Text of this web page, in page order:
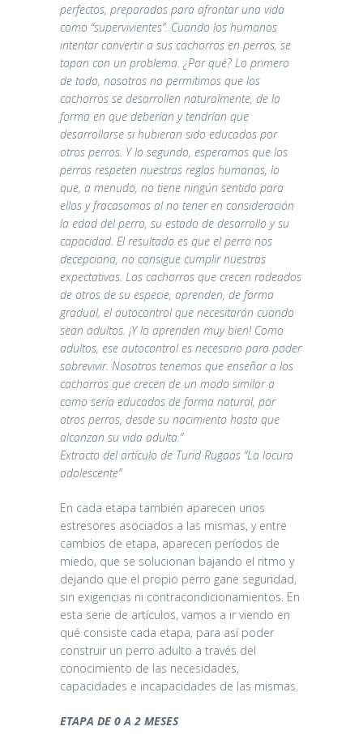
perfectos, preparados para afrontar una vida
como “supervivientes”. Cuando los humanos
intentar convertir a sus cachorros en perros, se
topan con un problema. ¿Por qué? Lo primero
de todo, nosotros no permitimos que los
cachorros se desarrollen naturalmente, de la
forma en que deberían y tendrían que
desarrollarse si hubieran sido educados por
otros perros. Y lo segundo, esperamos que los
perros respeten nuestras reglas humanas, lo
que, a menudo, no tiene ningún sentido para
ellos y fracasamos al no tener en consideración
la edad del perro, su estado de desarrollo y su
capacidad. El resultado es que el perro nos
decepciona, no consigue cumplir nuestras
expectativas. Los cachorros que crecen rodeados
de otros de su especie, aprenden, de forma
gradual, el autocontrol que necesitarán cuando
sean adultos. ¡Y lo aprenden muy bien! Como
adultos, ese autocontrol es necesario para poder
sobrevivir. Nosotros tenemos que enseñar a los
cachorros que crecen de un modo similar a
como sería educados de forma natural, por
otros perros, desde su nacimiento hasta que
alcanzan su vida adulta.”
Extracto del artículo de Turid Rugaas “La locura
adolescente”
En cada etapa también aparecen unos
estresores asociados a las mismas, y entre
cambios de etapa, aparecen períodos de
miedo, que se solucionan bajando el ritmo y
dejando que el propio perro gane seguridad,
sin exigencias ni contracondicionamientos. En
esta serie de artículos, vamos a ir viendo en
qué consiste cada etapa, para así poder
construir un perro adulto a través del
conocimiento de las necesidades,
capacidades e incapacidades de las mismas.
ETAPA DE 0 A 2 MESES